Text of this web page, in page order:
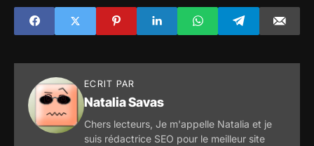
numériques des
banques centrales
- Il dit qu'il n'est
l'émission de
dollars numériques
par la Fed
préoccupantes que
la récession
ECRIT PAR
Natalia Savas
Chers lecteurs, Je m'appelle Natalia et je
suis rédactrice SEO pour le meilleur site